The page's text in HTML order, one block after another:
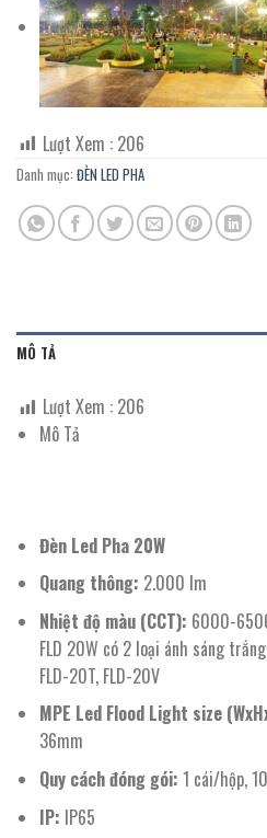
Lượt Xem : 206
Danh mục: ĐÈN LED PHA
MÔ TẢ
Lượt Xem : 206
Mô Tả
Đèn Led Pha 20W
Quang thông: 2.000 lm
Nhiệt độ màu (CCT): 6000-
FLD 20W có 2 loại ánh sáng
FLD-20T, FLD-20V
MPE Led Flood Light size
36mm
Quy cách đóng gói: 1 cái/hộp,
IP: IP65